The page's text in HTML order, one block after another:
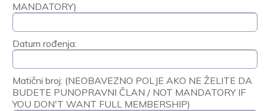
MANDATORY)
Datum rođenja:
Matični broj: (NEOBAVEZNO POLJE AKO NE ŽELITE DA
BUDETE PUNOPRAVNI ČLAN / NOT MANDATORY IF
YOU DON'T WANT FULL MEMBERSHIP)